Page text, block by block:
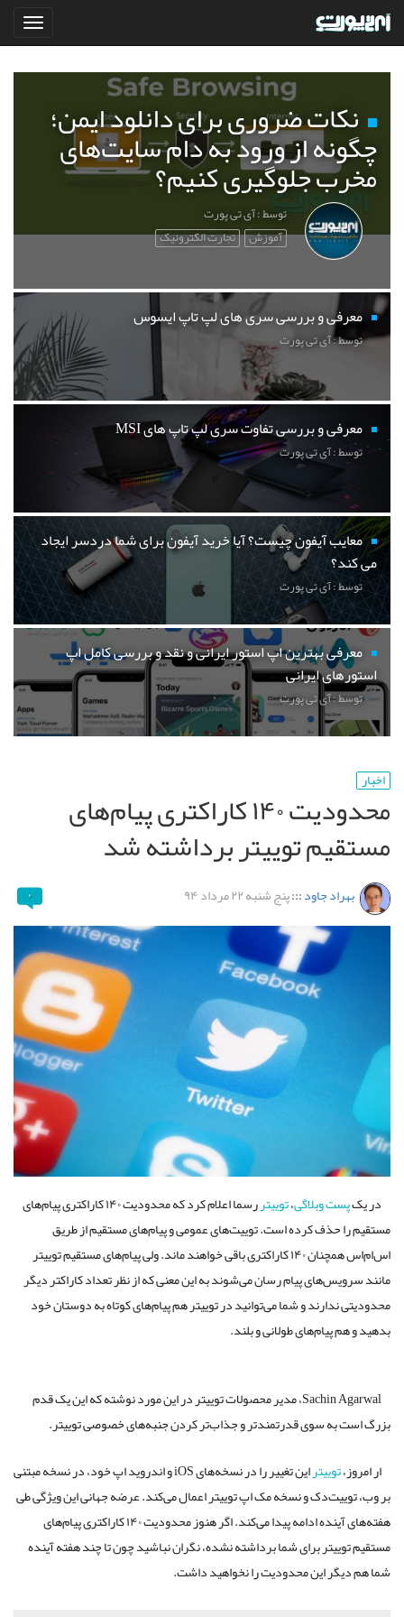
نکات ضروری برای دانلود ایمن؛
چگونه از ورود به دام سایت‌های
مخرب جلوگیری کنیم؟
توسط : آی تی پورت
آموزش تجارت الکترونیک
معرفی و بررسی سری های لپ تاپ ایسوس
توسط : آی تی پورت
معرفی و بررسی تفاوت سری لپ تاپ های MSI
توسط : آی تی پورت
معایب آیفون چیست؟ آیا خرید آیفون برای شما دردسر ایجاد
می کند؟
توسط : آی تی پورت
معرفی بهترین اپ استور ایرانی و نقد و بررسی کامل اپ
استورهای ایرانی
توسط : آی تی پورت
اخبار
محدودیت ۱۴۰ کاراکتری پیام‌های
مستقیم توییتر برداشته شد
بهراد جاود:::پنج شنبه ۲۲ مرداد ۹۴ ۰
در یکپست وبلاگی،توییتر
رسما اعلام کرد که محدودیت ۱۴۰ کاراکتری پیام‌های
مستقیم را حذف کرده است. توییت‌های عمومی و پیام‌های مستقیم از طریق
اس‌ام‌اس همچنان ۱۴۰ کاراکتری باقی خواهند ماند. ولی پیام‌های مستقیم توییتر
مانند سرویس‌های پیام رسان می‌شوند به این معنی که از نظر تعداد کاراکتر دیگر
محدودیتی ندارند و شما می‌توانید در توییتر هم پیام‌های کوتاه به دوستان خود
بدهید و هم پیام‌های طولانی و بلند.
Sachin Agarwal، مدیر محصولات توییتر در این مورد نوشته که این یک قدم
بزرگ است به سوی قدرتمند‌تر و جذاب‌تر کردن جنبه‌های خصوصی توییتر.
ار امروز،توییتر
این تغییر را در نسخه‌های iOS و اندروید اپ خود، در نسخه مبتنی
بر وب، توییت‌دک و نسخه مک اپ توییتر اعمال می‌کند. عرضه جهانی این ویژگی طی
هفته‌های آینده ادامه پیدا می‌کند. اگر هنوز محدودیت ۱۴۰ کاراکتری پیام‌های
مستقیم توییتر برای شما برداشته نشده، نگران نباشید چون تا چند هفته آینده
شما هم دیگر این محدودیت را نخواهید داشت.